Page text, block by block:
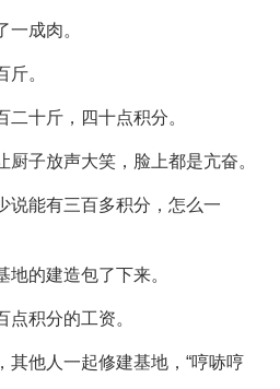
成肉。
斤。
十斤，四十点积分。
厨子放声大笑，脸上都是亢奋。
说能有三百多积分，怎么一
的建造包了下来。
点积分的工资。
其他人一起修建基地，“哼哧哼